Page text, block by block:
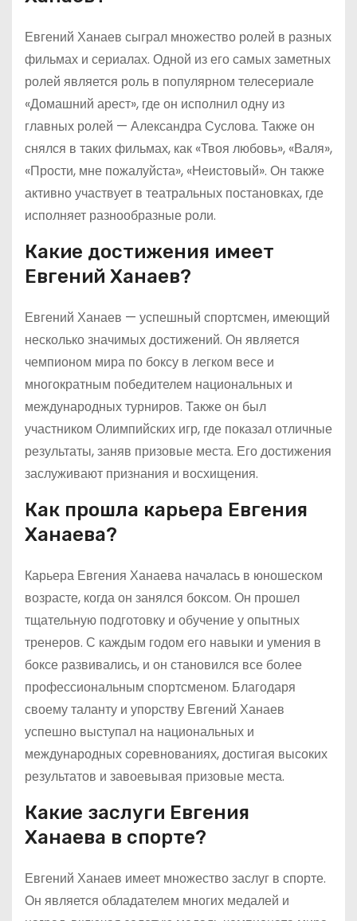
Евгений Ханаев сыграл множество ролей в разных
фильмах и сериалах. Одной из его самых заметных
ролей является роль в популярном телесериале
«Домашний арест», где он исполнил одну из
главных ролей — Александра Суслова. Также он
снялся в таких фильмах, как «Твоя любовь», «Валя»,
«Прости, мне пожалуйста», «Неистовый». Он также
активно участвует в театральных постановках, где
исполняет разнообразные роли.
Какие достижения имеет
Евгений Ханаев?
Евгений Ханаев — успешный спортсмен, имеющий
несколько значимых достижений. Он является
чемпионом мира по боксу в легком весе и
многократным победителем национальных и
международных турниров. Также он был
участником Олимпийских игр, где показал отличные
результаты, заняв призовые места. Его достижения
заслуживают признания и восхищения.
Как прошла карьера Евгения
Ханаева?
Карьера Евгения Ханаева началась в юношеском
возрасте, когда он занялся боксом. Он прошел
тщательную подготовку и обучение у опытных
тренеров. С каждым годом его навыки и умения в
боксе развивались, и он становился все более
профессиональным спортсменом. Благодаря
своему таланту и упорству Евгений Ханаев
успешно выступал на национальных и
международных соревнованиях, достигая высоких
результатов и завоевывая призовые места.
Какие заслуги Евгения
Ханаева в спорте?
Евгений Ханаев имеет множество заслуг в спорте.
Он является обладателем многих медалей и